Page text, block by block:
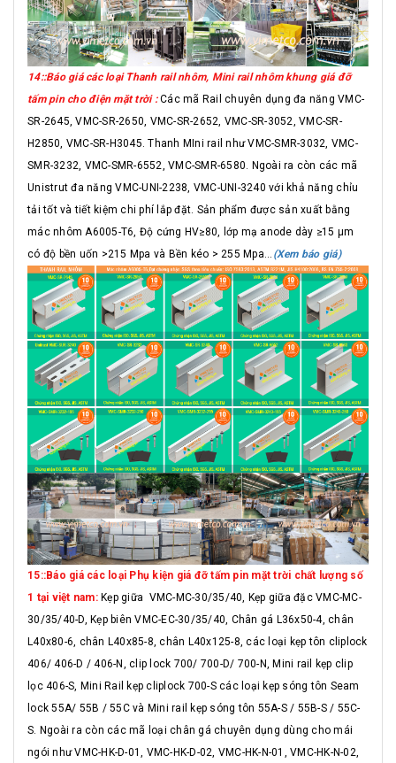
14::Báo giá các loại Thanh rail nhôm, Mini rail nhôm khung giá đỡ
tấm pin cho điện mặt trời :Các mã Rail chuyên dụng đa năng VMC-
SR-2645, VMC-SR-2650, VMC-SR-2652, VMC-SR-3052, VMC-SR-
H2850, VMC-SR-H3045. Thanh MIni rail như VMC-SMR-3032, VMC-
SMR-3232, VMC-SMR-6552, VMC-SMR-6580. Ngoài ra còn các mã
Unistrut đa năng VMC-UNI-2238, VMC-UNI-3240 với khả năng chỉu
tải tốt và tiết kiệm chi phí lắp đặt. Sản phẩm được sản xuất bằng
mác nhôm A6005-T6, Độ cứng HV≥80, lớp mạ anode dày ≥15 μm
có độ bền uốn >215 Mpa và Bền kéo > 255 Mpa...
(Xem báo giá)
15::Báo giá các loại Phụ kiện giá đỡ tấm pin mặt trời chất lượng số
1 tại việt nam: Kẹp giữa VMC-MC-30/35/40, Kẹp giữa đặc VMC-MC-
30/35/40-D, Kẹp biên VMC-EC-30/35/40, Chân gá L36x50-4, chân
L40x80-6, chân L40x85-8, chân L40x125-8, các loại kẹp tôn cliplock
406/ 406-D / 406-N, clip lock 700/ 700-D/ 700-N, Mini rail kẹp clip
lọc 406-S, Mini Rail kẹp cliplock 700-S các loại kẹp sóng tôn Seam
lock 55A/ 55B / 55C và Mini rail kẹp sóng tôn 55A-S / 55B-S / 55C-
S. Ngoài ra còn các mã loại chân gá chuyên dụng dùng cho mái
ngói như VMC-HK-D-01, VMC-HK-D-02, VMC-HK-N-01, VMC-HK-N-02,